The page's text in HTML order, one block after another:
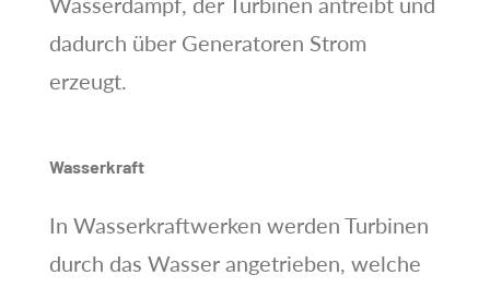
dadurch über Generatoren Strom
erzeugt.
Wasserkraft
In Wasserkraftwerken werden Turbinen
durch das Wasser angetrieben, welche